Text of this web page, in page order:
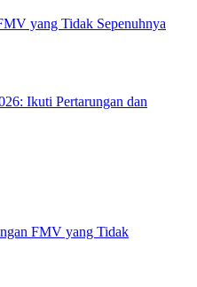
yang Tidak Sepenuhnya
Ikuti Pertarungan dan
FMV yang Tidak